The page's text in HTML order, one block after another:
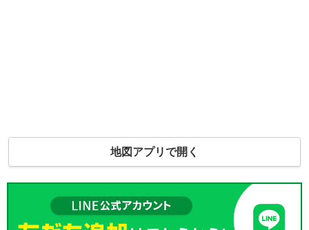
地図アプリで開く